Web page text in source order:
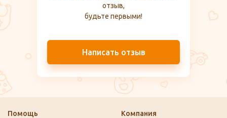
отзыв,
будьте первыми!
Написать отзыв
Помощь Компания